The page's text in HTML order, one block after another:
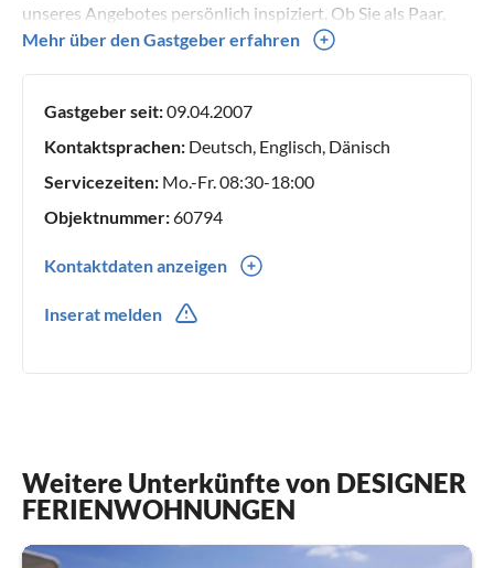
unseres Angebotes persönlich inspiziert. Ob Sie als Paar,
Familie, Haustierbesitzer oder Allergiker reisen - wir haben
Buchungsanfrage und würden Sie gern als unsere Gäste
begrüßen!
Mehr über den Gastgeber erfahren
Gastgeber seit:09.04.2007
Kontaktsprachen: Deutsch, Englisch, Dänisch
Servicezeiten: Mo.-Fr. 08:30-18:00
Objektnummer:60794
Kontaktdaten anzeigen
Inserat melden
Weitere Unterkünfte von DESIGNER
FERIENWOHNUNGEN